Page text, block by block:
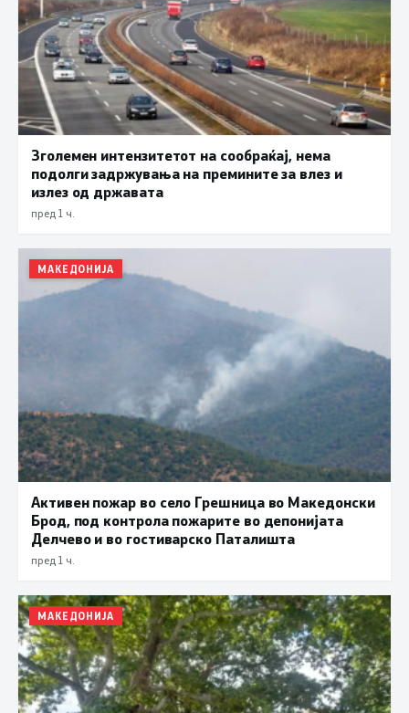
Зголемен интензитетот на сообраќај, нема
подолги задржувања на премините за влез и
излез од државата
пред 1 ч.
МАКЕДОНИЈА
Активен пожар во село Грешница во Македонски
Брод, под контрола пожарите во депонијата
Делчево и во гостиварско Паталишта
пред 1 ч.
МАКЕДОНИЈА